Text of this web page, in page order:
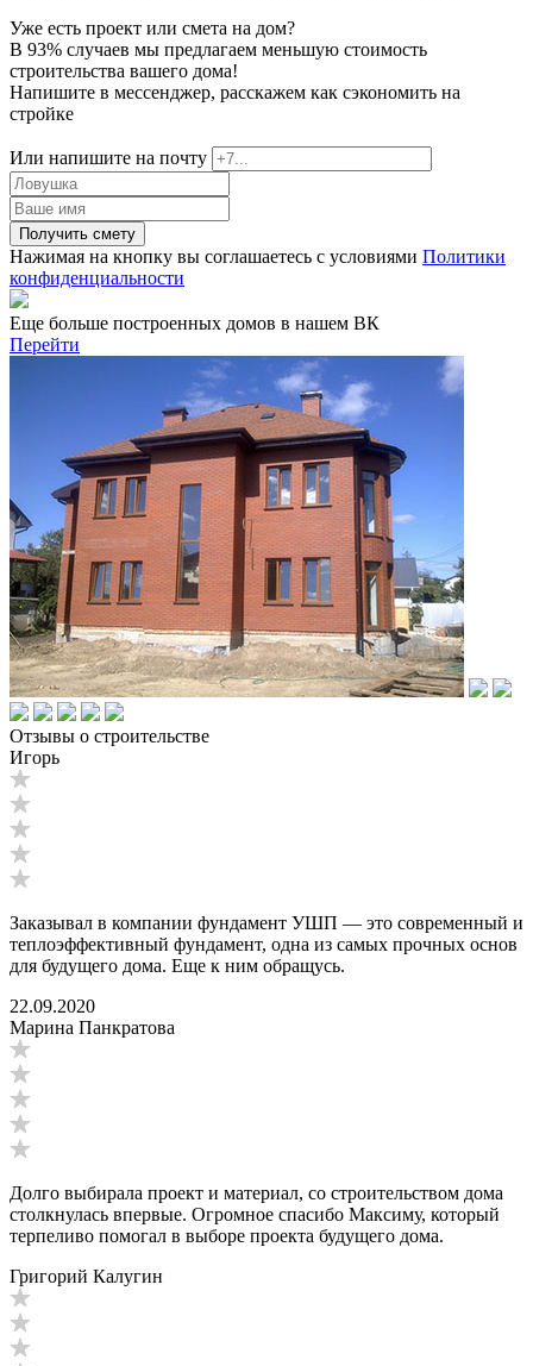
Уже есть проект или смета на дом?
В 93% случаев мы предлагаем меньшую стоимость
строительства вашего дома!
Напишите в мессенджер, расскажем как сэкономить на
стройке
Или напишите на почту
Получить смету
Нажимая на кнопку вы соглашаетесь с условиями Политики
конфиденциальности
Еще больше построенных домов в нашем ВК
Перейти
Отзывы о строительстве
Игорь
Заказывал в компании фундамент УШП — это современный и
теплоэффективный фундамент, одна из самых прочных основ
для будущего дома. Еще к ним обращусь.
22.09.2020
Марина Панкратова
Долго выбирала проект и материал, со строительством дома
столкнулась впервые. Огромное спасибо Максиму, который
терпеливо помогал в выборе проекта будущего дома.
Григорий Калугин